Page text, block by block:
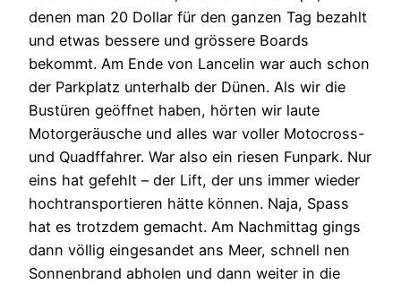
denen man 20 Dollar für den ganzen Tag bezahlt
und etwas bessere und grössere Boards
bekommt. Am Ende von Lancelin war auch schon
der Parkplatz unterhalb der Dünen. Als wir die
Bustüren geöffnet haben, hörten wir laute
Motorgeräusche und alles war voller Motocross-
und Quadffahrer. War also ein riesen Funpark. Nur
eins hat gefehlt – der Lift, der uns immer wieder
hochtransportieren hätte können. Naja, Spass
hat es trotzdem gemacht. Am Nachmittag gings
dann völlig eingesandet ans Meer, schnell nen
Sonnenbrand abholen und dann weiter in die